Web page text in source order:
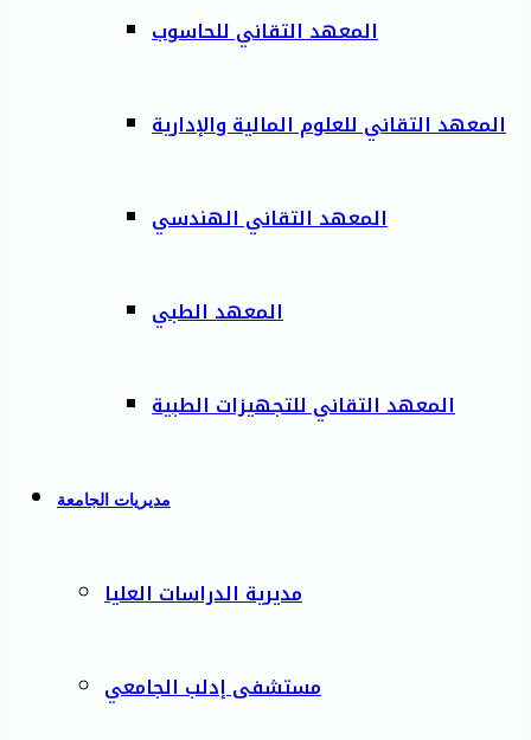
المعهد التقاني للحاسوب
المعهد التقاني للعلوم المالية والإدارية
المعهد التقاني الهندسي
المعهد الطبي
المعهد التقاني للتجهيزات الطبية
مديريات الجامعة
مديرية الدراسات العليا
مستشفى إدلب الجامعي